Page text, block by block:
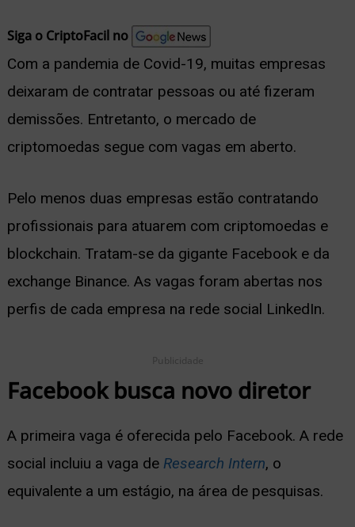
Siga o CriptoFacil no
Com a pandemia de Covid-19, muitas empresas
deixaram de contratar pessoas ou até fizeram
demissões. Entretanto, o mercado de
criptomoedas segue com vagas em aberto.
Pelo menos duas empresas estão contratando
profissionais para atuarem com criptomoedas e
blockchain. Tratam-se da gigante Facebook e da
exchange Binance. As vagas foram abertas nos
perfis de cada empresa na rede social LinkedIn.
Publicidade
Facebook busca novo diretor
A primeira vaga é oferecida pelo Facebook. A rede
social incluiu a vaga de Research Intern, o
equivalente a um estágio, na área de pesquisas.